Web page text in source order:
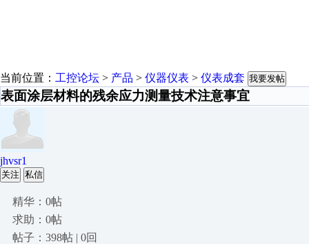
当前位置： 工控论坛 > 产品 > 仪器仪表 > 仪表成套 我要发帖
表面涂层材料的残余应力测量技术注意事宜
jhvsr1
关注 私信
精华：0帖
求助：0帖
帖子：398帖 | 0回